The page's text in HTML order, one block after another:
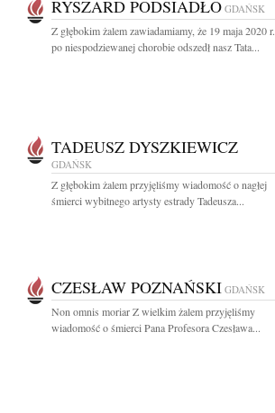
RYSZARD PODSIADŁO GDAŃSK
Z głębokim żalem zawiadamiamy, że 19 maja 2020 r.
po niespodziewanej chorobie odszedł nasz Tata...
TADEUSZ DYSZKIEWICZ
GDAŃSK
Z głębokim żalem przyjęliśmy wiadomość o nagłej
śmierci wybitnego artysty estrady Tadeusza...
CZESŁAW POZNAŃSKI GDAŃSK
Non omnis moriar Z wielkim żalem przyjęliśmy
wiadomość o śmierci Pana Profesora Czesława...